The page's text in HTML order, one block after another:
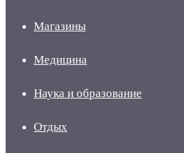
Магазины
Медицина
Наука и образование
Отдых